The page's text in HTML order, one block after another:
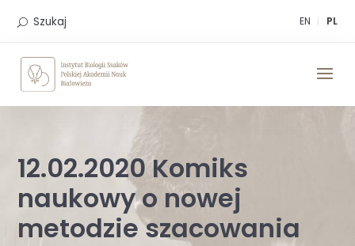
EN PL
Szukaj
12.02.2020 Komiks
naukowy o nowej
metodzie szacowania